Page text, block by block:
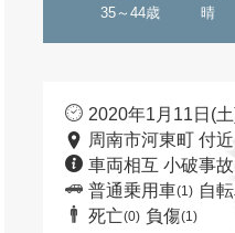
35～44歳 晴
2020年1月11日(
周南市河東町 付近
車両相互 小破事故
普通乗用車(1) 自
死亡(0) 負傷(1)